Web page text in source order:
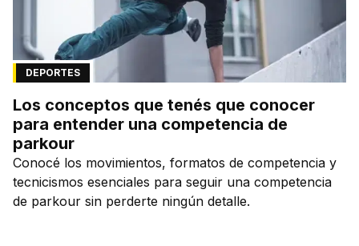
DEPORTES
Los conceptos que tenés que conocer
para entender una competencia de
parkour
Conocé los movimientos, formatos de competencia y
tecnicismos esenciales para seguir una competencia
de parkour sin perderte ningún detalle.